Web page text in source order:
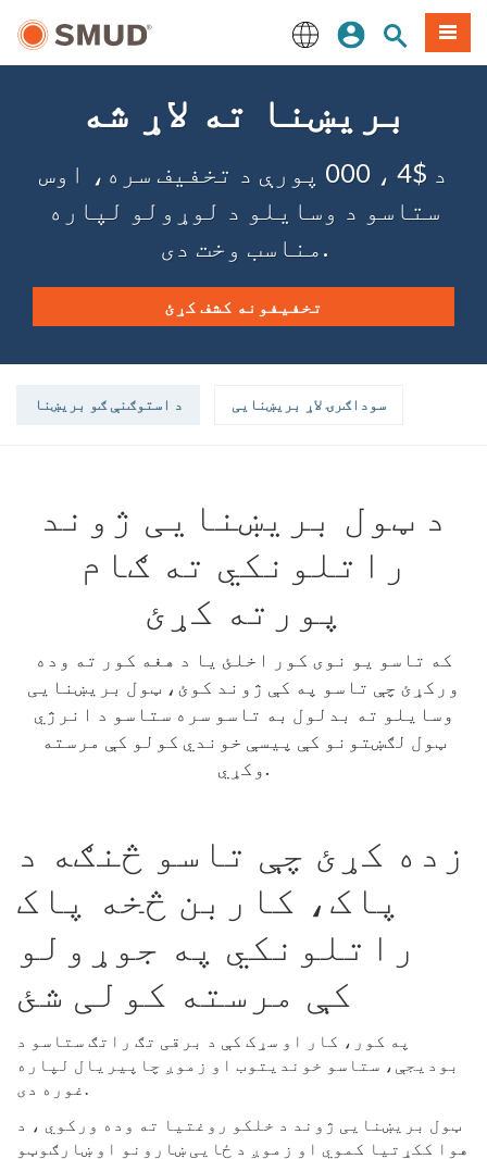
منځپانګې
English
ننوزئ
سایټ لټون
مینو
بریښنا ته لاړ شه
د $4 ، 000 پورې د تخفیف سره، اوس
ستاسو د وسایلو د لوړولو لپاره
مناسب وخت دی.
تخفیفونه کشف کړئ
د استوګنې ګو بریښنا سوداګرۍ لاړ بریښنایی
د ټول بریښنایی ژوند
راتلونکي ته ګام
پورته کړئ
که تاسو یو نوی کور اخلئ یا د هغه کور ته وده
ورکړئ چې تاسو په کې ژوند کوئ، ټول بریښنایی
وسایلو ته بدلول به تاسو سره ستاسو د انرژي
ټول لګښتونو کې پیسې خوندي کولو کې مرسته
وکړي.
زده کړئ چې تاسو څنګه د
پاک، کاربن څخه پاک
راتلونکي په جوړولو
کې مرسته کولی شئ
په کور، کار او سړک کې د برقی تګ راتګ ستاسو د
بودیجې، ستاسو خوندیتوب او زموږ چاپیریال لپاره
غوره دی.
ټول بریښنایی ژوند د خلکو روغتیا ته وده ورکوي ، د
هوا ککړتیا کموي او زموږ د ځایی ښارونو او ښارګوټو